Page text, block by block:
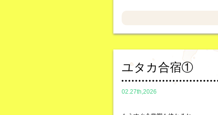
ユタカ合宿①
02.27th,2026